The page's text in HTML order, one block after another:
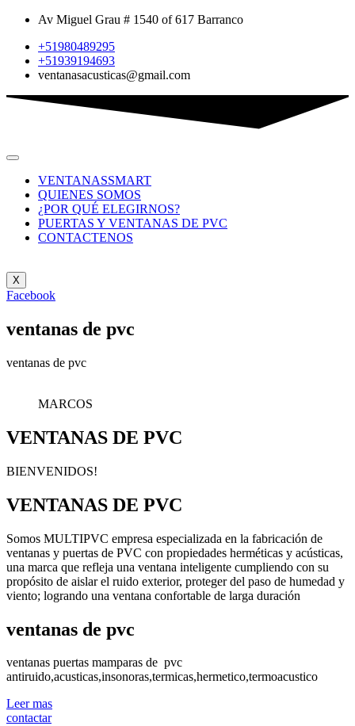
Av Miguel Grau # 1540 of 617 Barranco
+51980489295
+51939194693
ventanasacusticas@gmail.com
VENTANASSMART
QUIENES SOMOS
¿POR QUÉ ELEGIRNOS?
PUERTAS Y VENTANAS DE PVC
CONTACTENOS
X
Facebook
ventanas de pvc
ventanas de pvc
MARCOS
VENTANAS DE PVC
BIENVENIDOS!
VENTANAS DE PVC
Somos MULTIPVC empresa especializada en la fabricación de
ventanas y puertas de PVC con propiedades herméticas y acústicas,
una marca que refleja una ventana inteligente cumpliendo con su
propósito de aislar el ruido exterior, proteger del paso de humedad y
viento; logrando una ventana confortable de larga duración
ventanas de pvc
ventanas puertas mamparas de pvc
antiruido,acusticas,insonoras,termicas,hermetico,termoacustico
Leer mas
contactar